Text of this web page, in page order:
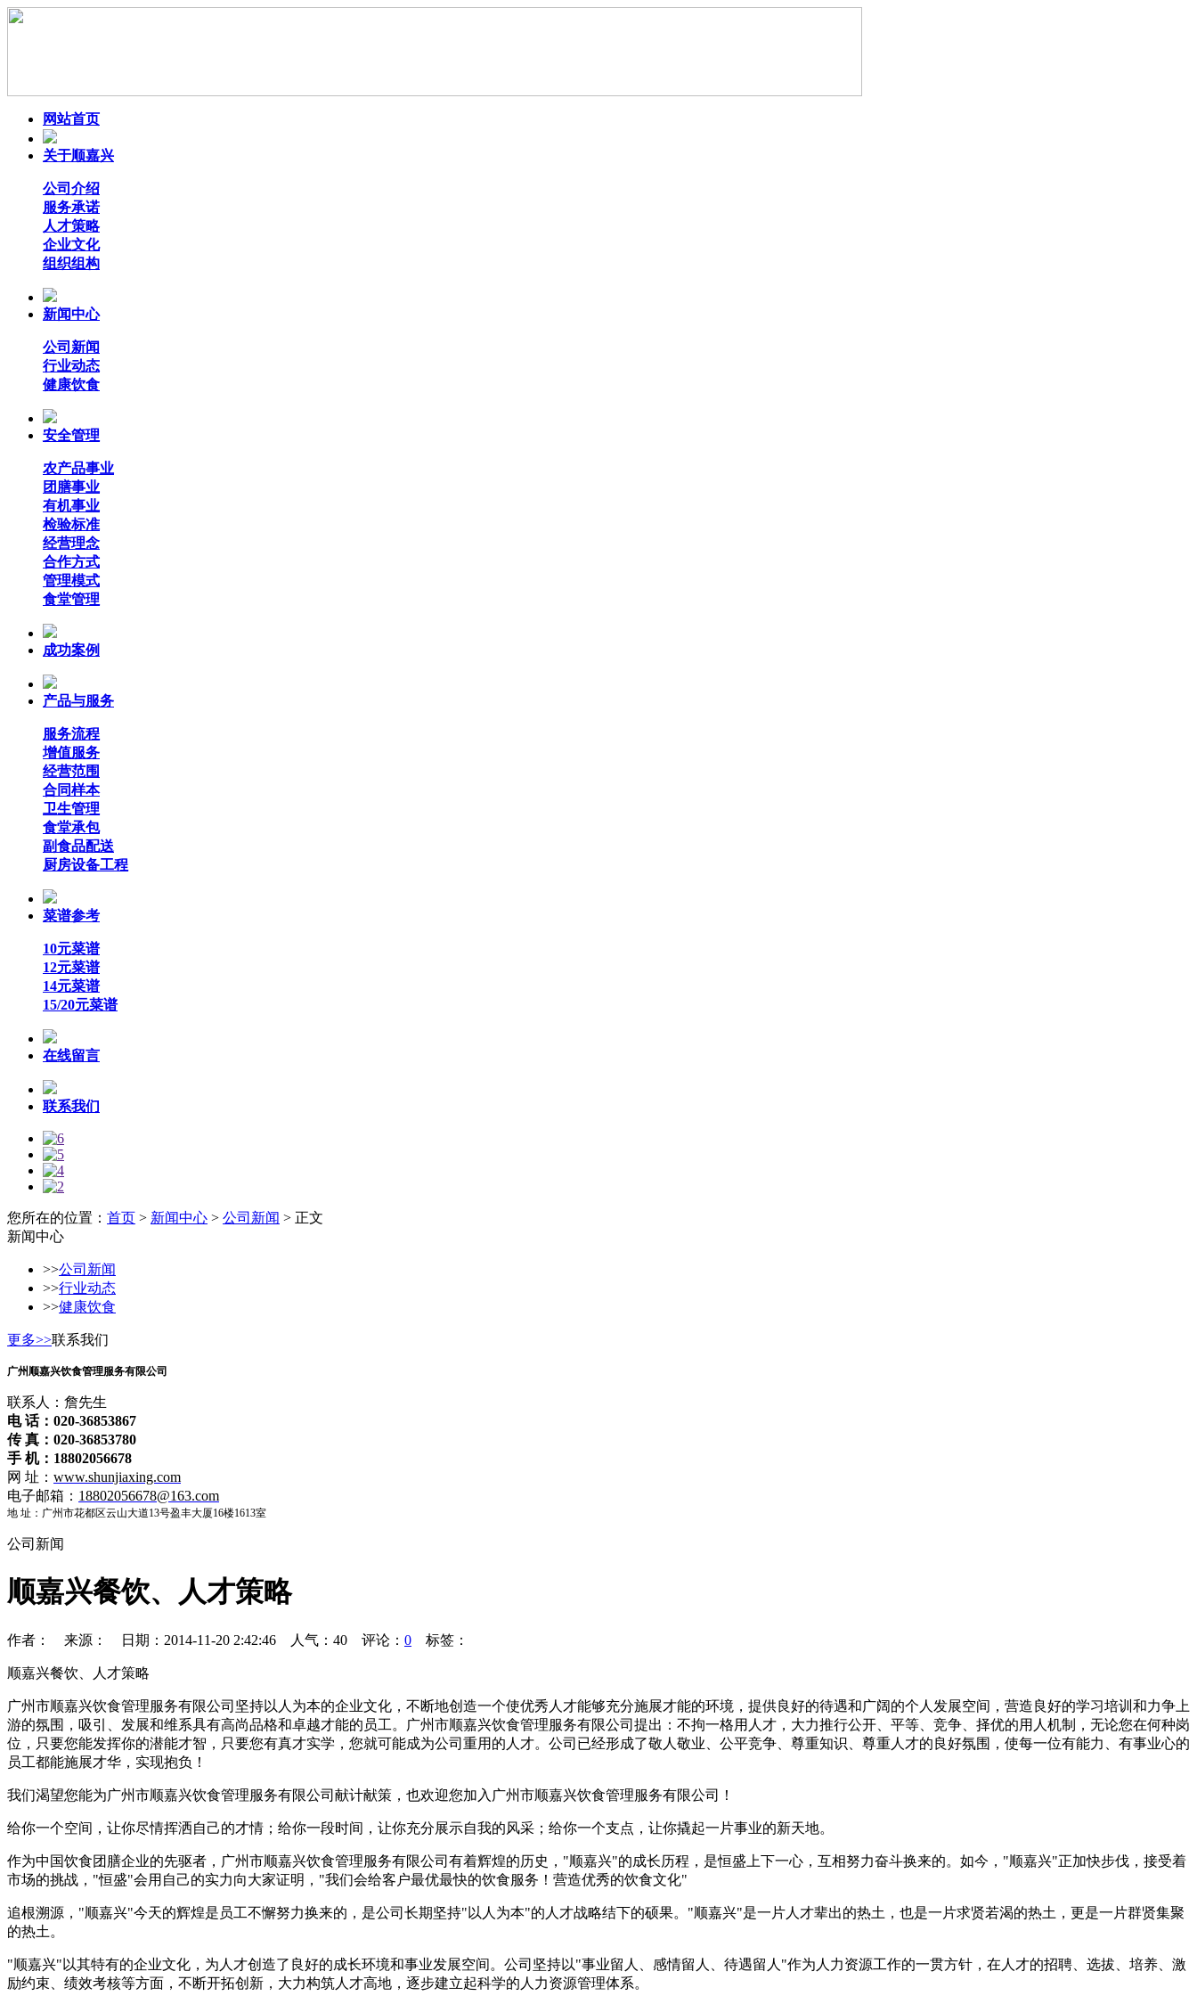
网站首页
关于顺嘉兴
公司介绍
服务承诺
人才策略
企业文化
组织组构
新闻中心
公司新闻
行业动态
健康饮食
安全管理
农产品事业
团膳事业
有机事业
检验标准
经营理念
合作方式
管理模式
食堂管理
成功案例
产品与服务
服务流程
增值服务
经营范围
合同样本
卫生管理
食堂承包
副食品配送
厨房设备工程
菜谱参考
10元菜谱
12元菜谱
14元菜谱
15/20元菜谱
在线留言
联系我们
您所在的位置： 首页 > 新闻中心 > 公司新闻 > 正文
新闻中心
>>公司新闻
>>行业动态
>>健康饮食
更多>>联系我们
广州顺嘉兴饮食管理服务有限公司
联系人：詹先生
电 话：020-36853867
传 真：020-36853780
手 机：18802056678
网 址： www.shunjiaxing.com
电子邮箱： 18802056678@163.com
地 址：广州市花都区云山大道13号盈丰大厦16楼1613室
公司新闻
顺嘉兴餐饮、人才策略
作者： 来源： 日期：2014-11-20 2:42:46 人气： 40 评论： 0 标签：
顺嘉兴餐饮、人才策略
广州市顺嘉兴饮食管理服务有限公司坚持以人为本的企业文化，不断地创造一个使优秀人才能够充分施展才能的环境，提供良好的待遇和广阔的个人发展空间，营造良好的学习培训和力争上
游的氛围，吸引、发展和维系具有高尚品格和卓越才能的员工。广州市顺嘉兴饮食管理服务有限公司提出：不拘一格用人才，大力推行公开、平等、竞争、择优的用人机制，无论您在何种岗
位，只要您能发挥你的潜能才智，只要您有真才实学，您就可能成为公司重用的人才。公司已经形成了敬人敬业、公平竞争、尊重知识、尊重人才的良好氛围，使每一位有能力、有事业心的
员工都能施展才华，实现抱负！
我们渴望您能为广州市顺嘉兴饮食管理服务有限公司献计献策，也欢迎您加入广州市顺嘉兴饮食管理服务有限公司！
给你一个空间，让你尽情挥洒自己的才情；给你一段时间，让你充分展示自我的风采；给你一个支点，让你撬起一片事业的新天地。
作为中国饮食团膳企业的先驱者，广州市顺嘉兴饮食管理服务有限公司有着辉煌的历史，"顺嘉兴"的成长历程，是恒盛上下一心，互相努力奋斗换来的。如今，"顺嘉兴"正加快步伐，接受着
市场的挑战，"恒盛"会用自己的实力向大家证明，"我们会给客户最优最快的饮食服务！营造优秀的饮食文化"
追根溯源，"顺嘉兴"今天的辉煌是员工不懈努力换来的，是公司长期坚持"以人为本"的人才战略结下的硕果。"顺嘉兴"是一片人才辈出的热土，也是一片求贤若渴的热土，更是一片群贤集聚
的热土。
"顺嘉兴"以其特有的企业文化，为人才创造了良好的成长环境和事业发展空间。公司坚持以"事业留人、感情留人、待遇留人"作为人力资源工作的一贯方针，在人才的招聘、选拔、培养、激
励约束、绩效考核等方面，不断开拓创新，大力构筑人才高地，逐步建立起科学的人力资源管理体系。